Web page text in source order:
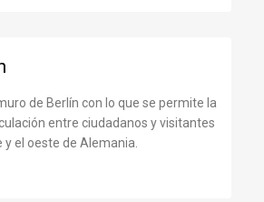
de Berlín con lo que se permite la
entre ciudadanos y visitantes
y el oeste de Alemania.